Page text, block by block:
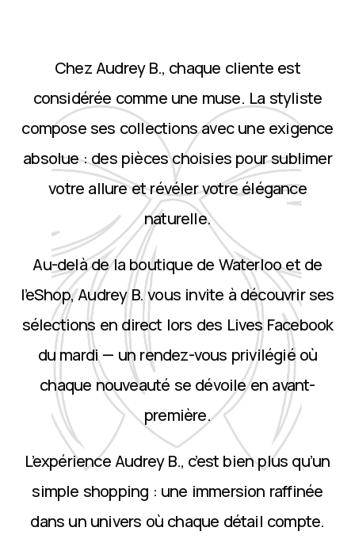
Chez Audrey B., chaque cliente est
considérée comme une muse. La styliste
compose ses collections avec une exigence
absolue : des pièces choisies pour sublimer
votre allure et révéler votre élégance
naturelle.
Au-delà de la boutique de Waterloo et de
l’eShop, Audrey B. vous invite à découvrir ses
sélections en direct lors des Lives Facebook
du mardi — un rendez-vous privilégié où
chaque nouveauté se dévoile en avant-
première.
L’expérience Audrey B., c’est bien plus qu’un
simple shopping : une immersion raffinée
dans un univers où chaque détail compte.